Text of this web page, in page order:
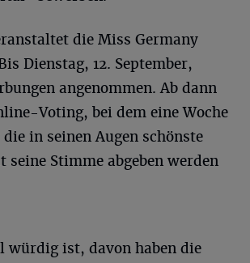
die Miss Germany
Dienstag, 12. September,
angenommen. Ab dann
Voting, bei dem eine Woche
in seinen Augen schönste
seine Stimme abgeben werden
würdig ist, davon haben die